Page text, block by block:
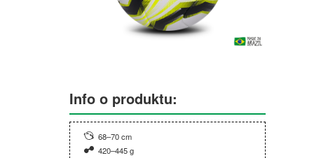
Info o produktu:
68–70 cm
420–445 g